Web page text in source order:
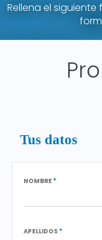
Rellena el
Tus datos
NOMBRE *
APELLIDOS *